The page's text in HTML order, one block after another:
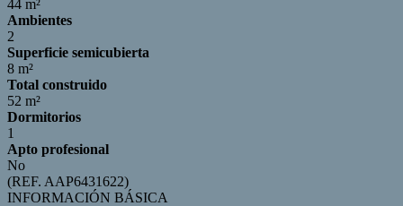
44 m²
Ambientes
2
Superficie semicubierta
8 m²
Total construido
52 m²
Dormitorios
1
Apto profesional
No
(REF. AAP6431622)
INFORMACIÓN BÁSICA